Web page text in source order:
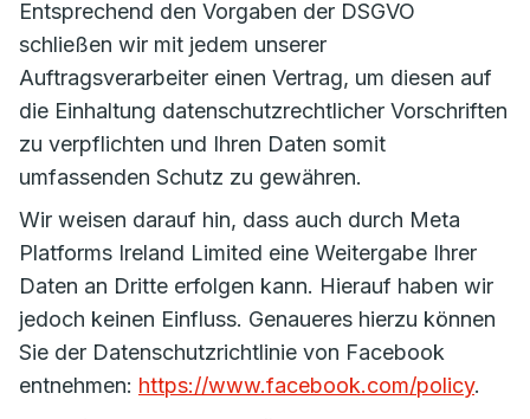
Entsprechend den Vorgaben der DSGVO
schließen wir mit jedem unserer
Auftragsverarbeiter einen Vertrag, um diesen auf
die Einhaltung datenschutzrechtlicher Vorschriften
zu verpflichten und Ihren Daten somit
umfassenden Schutz zu gewähren.
Wir weisen darauf hin, dass auch durch Meta
Platforms Ireland Limited eine Weitergabe Ihrer
Daten an Dritte erfolgen kann. Hierauf haben wir
jedoch keinen Einfluss. Genaueres hierzu können
Sie der Datenschutzrichtlinie von Facebook
entnehmen: https://www.facebook.com/policy.